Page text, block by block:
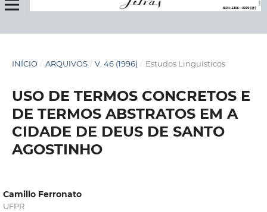
INÍCIO / ARQUIVOS / V. 46 (1996) / Estudos Linguísticos
USO DE TERMOS CONCRETOS E
DE TERMOS ABSTRATOS EM A
CIDADE DE DEUS DE SANTO
AGOSTINHO
Camillo Ferronato
UFPR